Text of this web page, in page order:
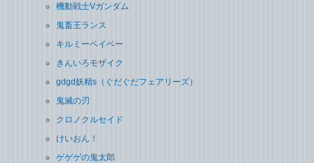
機動戦士Vガンダム
鬼畜王ランス
キルミーベイベー
きんいろモザイク
gdgd妖精s（ぐだぐだフェアリーズ）
鬼滅の刃
クロノクルセイド
けいおん！
ゲゲゲの鬼太郎